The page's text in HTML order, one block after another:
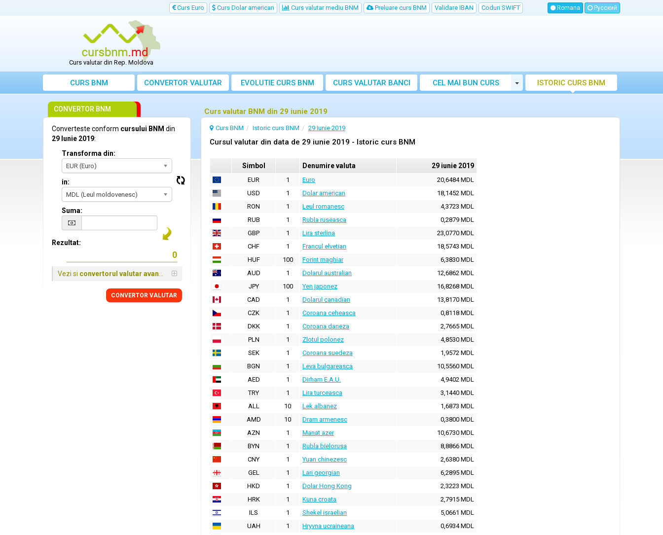
Curs Euro Curs Dolar american Curs valutar mediu BNM Preluare curs BNM Validare IBAN Coduri SWIFT Romana Русский
Curs valutar din Rep. Moldova
CURS BNM CONVERTOR VALUTAR EVOLUTIE CURS BNM CURS VALUTAR BANCI
CEL MAI BUN CURS
VALUTAR MOLDOVA
Toggle Dropdown
ISTORIC CURS BNM
Curs valutar BNM din 29 iunie 2019
Curs BNM Istoric curs BNM 29 Iunie 2019
Cursul valutar din data de 29 iunie 2019 - Istoric curs BNM
Simbol Denumire valuta 29 iunie 2019
EUR 1 Euro
20,6484 MDL
USD
1 Dolar american
18,1452 MDL
RON
1 Leul romanesc
4,3723 MDL
RUB
1 Rubla ruseasca
0,2879 MDL
GBP
1 Lira sterlina
23,0770 MDL
CHF
1 Francul elvetian
18,5743 MDL
HUF
100 Forint maghiar
6,3830 MDL
AUD
1 Dolarul australian
12,6862 MDL
JPY
100 Yen japonez
16,8268 MDL
CAD
1 Dolarul canadian
13,8170 MDL
CZK
1 Coroana ceheasca
0,8118 MDL
DKK
1 Coroana daneza
2,7665 MDL
PLN
1 Zlotul polonez
4,8530 MDL
SEK
1 Coroana suedeza
1,9572 MDL
BGN
1 Leva bulgareasca
10,5560 MDL
AED
1 Dirham E.A.U.
4,9402 MDL
TRY
1 Lira turceasca
3,1440 MDL
ALL
10 Lek albanez
1,6873 MDL
AMD
10 Dram armenesc
0,3800 MDL
AZN
1 Manat azer
10,6730 MDL
BYN
1 Rubla bielorusa
8,8866 MDL
CNY
1 Yuan chinezesc
2,6380 MDL
GEL
1 Lari georgian
6,2895 MDL
HKD
1 Dolar Hong Kong
2,3223 MDL
HRK
1 Kuna croata
2,7915 MDL
ILS
1 Shekel israelian
5,0661 MDL
UAH
1 Hryvna ucraineana
0,6934 MDL
CONVERTOR BNM
Converteste conform cursului BNM din
29 Iunie 2019:
Transforma din:
EUR (Euro)
in:
MDL (Leul moldovenesc)
Suma:
Rezultat:
Vezi si convertorul valutar avansat
CONVERTOR VALUTAR